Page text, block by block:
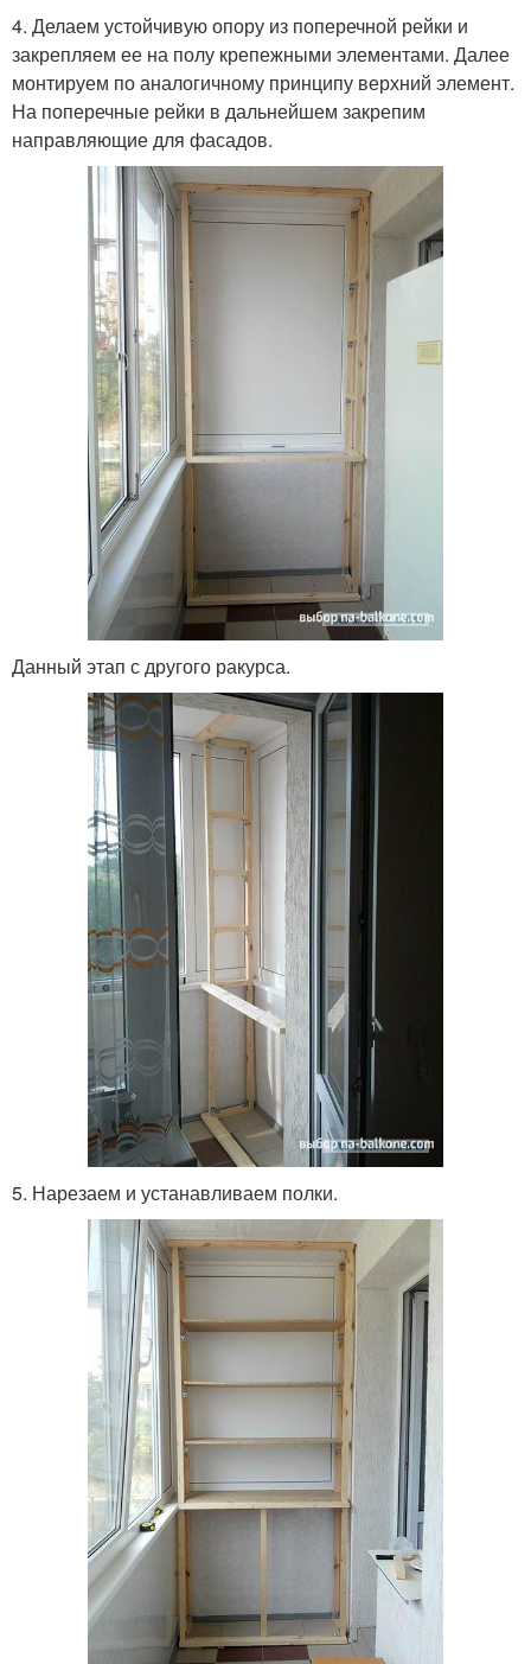
4. Делаем устойчивую опору из поперечной рейки и
закрепляем ее на полу крепежными элементами. Далее
монтируем по аналогичному принципу верхний элемент.
На поперечные рейки в дальнейшем закрепим
направляющие для фасадов.
Данный этап с другого ракурса.
5. Нарезаем и устанавливаем полки.